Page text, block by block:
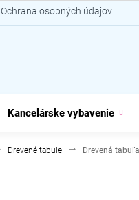
Ochrana osobných údajov
Kancelárske vybavenie
Drevené tabule Drevená